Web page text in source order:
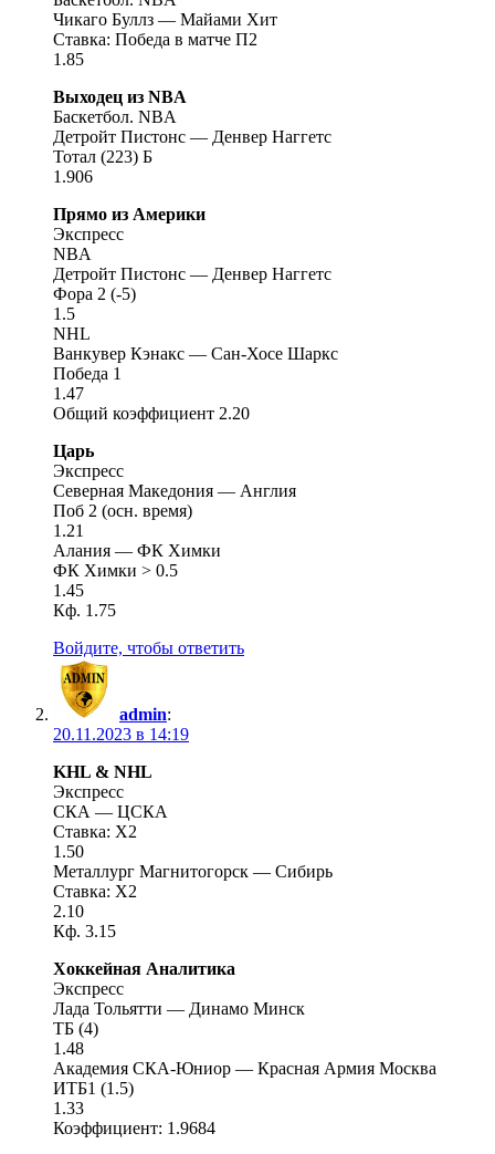
Чикаго Буллз — Майами Хит
Ставка: Победа в матче П2
1.85
Выходец из NBA
Баскетбол. NBA
Детройт Пистонс — Денвер Наггетс
Тотал (223) Б
1.906
Прямо из Америки
Экспресс
NBA
Детройт Пистонс — Денвер Наггетс
Фора 2 (-5)
1.5
NHL
Ванкувер Кэнакс — Сан-Хосе Шаркс
Победа 1
1.47
Общий коэффициент 2.20
Царь
Экспресс
Северная Македония — Англия
Поб 2 (осн. время)
1.21
Алания — ФК Химки
ФК Химки > 0.5
1.45
Кф. 1.75
Войдите, чтобы ответить
admin:
20.11.2023 в 14:19
KHL & NHL
Экспресс
СКА — ЦСКА
Ставка: X2
1.50
Металлург Магнитогорск — Сибирь
Ставка: X2
2.10
Кф. 3.15
Хоккейная Аналитика
Экспресс
Лада Тольятти — Динамо Минск
ТБ (4)
1.48
Академия СКА-Юниор — Красная Армия Москва
ИТБ1 (1.5)
1.33
Коэффициент: 1.9684